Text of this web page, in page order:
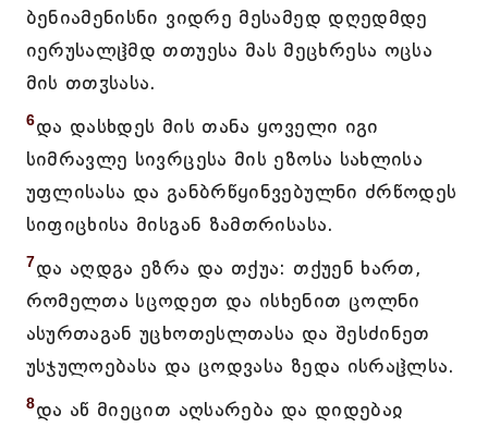
ბენიამენისნი ვიდრე მესამედ დღედმდე
იერუსალჱმდ თთუესა მას მეცხრესა ოცსა
მის თთჳსასა.
6და დასხდეს მის თანა ყოველი იგი
სიმრავლე სივრცესა მის ეზოსა სახლისა
უფლისასა და განბრწყინვებულნი ძრწოდეს
სიფიცხისა მისგან ზამთრისასა.
7და აღდგა ეზრა და თქუა: თქუენ ხართ,
რომელთა სცოდეთ და ისხენით ცოლნი
ასურთაგან უცხოთესლთასა და შესძინეთ
უსჯულოებასა და ცოდვასა ზედა ისრაჱლსა.
8და აწ მიეცით აღსარება და დიდებაჲ